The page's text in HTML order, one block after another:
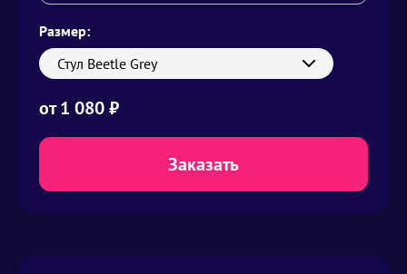
Размер:
Стул Beetle Grey
от1 080₽
Заказать